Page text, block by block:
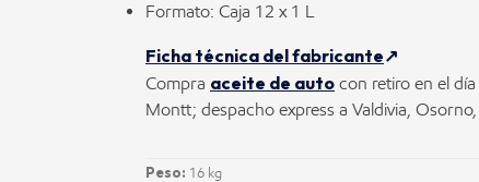
Formato: Caja 12 x 1 L
Ficha técnica del fabricante
Compra aceite de auto con retiro en el
Montt; despacho express a Valdivia,
Peso: 16 kg